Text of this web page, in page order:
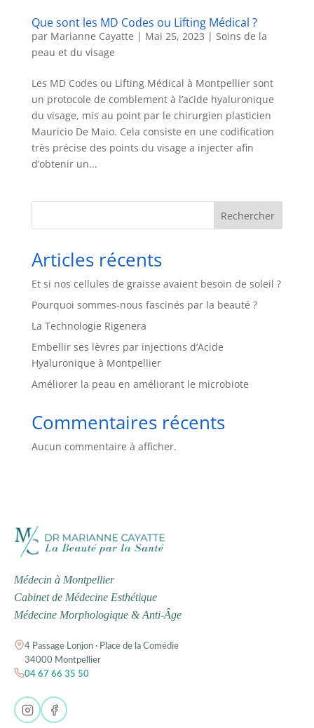
Que sont les MD Codes ou Lifting Médical ?
par Marianne Cayatte | Mai 25, 2023 | Soins de la
peau et du visage
Les MD Codes ou Lifting Médical à Montpellier sont
un protocole de comblement à l’acide hyaluronique
du visage, mis au point par le chirurgien plasticien
Mauricio De Maio. Cela consiste en une codification
très précise des points du visage a injecter afin
d’obtenir un...
Rechercher
Articles récents
Et si nos cellules de graisse avaient besoin de soleil ?
Pourquoi sommes-nous fascinés par la beauté ?
La Technologie Rigenera
Embellir ses lèvres par injections d’Acide
Hyaluronique à Montpellier
Améliorer la peau en améliorant le microbiote
Commentaires récents
Aucun commentaire à afficher.
Médecin à Montpellier
Cabinet de Médecine Esthétique
Médecine Morphologique & Anti-Âge
4 Passage Lonjon · Place de la Comédie
34000 Montpellier
04 67 66 35 50